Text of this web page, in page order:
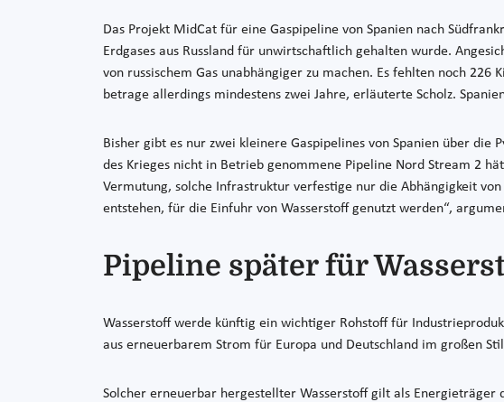
Das Projekt MidCat für eine Gaspipeline von Spanien nach
Erdgases aus Russland für unwirtschaftlich gehalten wurde.
von russischem Gas unabhängiger zu machen. Es fehlten noch
betrage allerdings mindestens zwei Jahre, erläuterte Scholz.
Bisher gibt es nur zwei kleinere Gaspipelines von Spanien über
des Krieges nicht in Betrieb genommene Pipeline Nord Stream 2
Vermutung, solche Infrastruktur verfestige nur die Abhängigkeit
entstehen, für die Einfuhr von Wasserstoff genutzt werden“,
Pipeline später für
Wasserstoff werde künftig ein wichtiger Rohstoff für
aus erneuerbarem Strom für Europa und Deutschland im großen
Solcher erneuerbar hergestellter Wasserstoff gilt als